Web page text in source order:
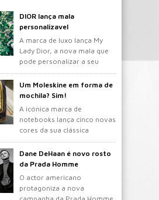
DIOR lança mala
personalizavel
A marca de luxo lança My
Lady Dior, a nova mala que
pode personalizar a seu
gosto.
Um Moleskine em forma de
mochila? Sim!
A icónica marca de
notebooks lança cinco novas
cores da sua clássica
mochila.
Dane DeHaan é novo rosto
da Prada Homme
O actor americano
protagoniza a nova